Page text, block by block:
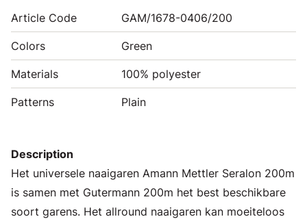
Article Code GAM/1678-0406/200
Colors Green
Materials 100% polyester
Patterns Plain
Description
Het universele naaigaren Amann Mettler Seralon 200m
is samen met Gutermann 200m het best beschikbare
soort garens. Het allround naaigaren kan moeiteloos